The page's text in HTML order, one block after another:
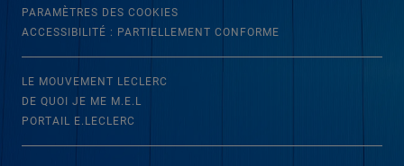
PARAMÈTRES DES COOKIES
ACCESSIBILITÉ : PARTIELLEMENT CONFORME
LE MOUVEMENT LECLERC
DE QUOI JE ME M.E.L
PORTAIL E.LECLERC